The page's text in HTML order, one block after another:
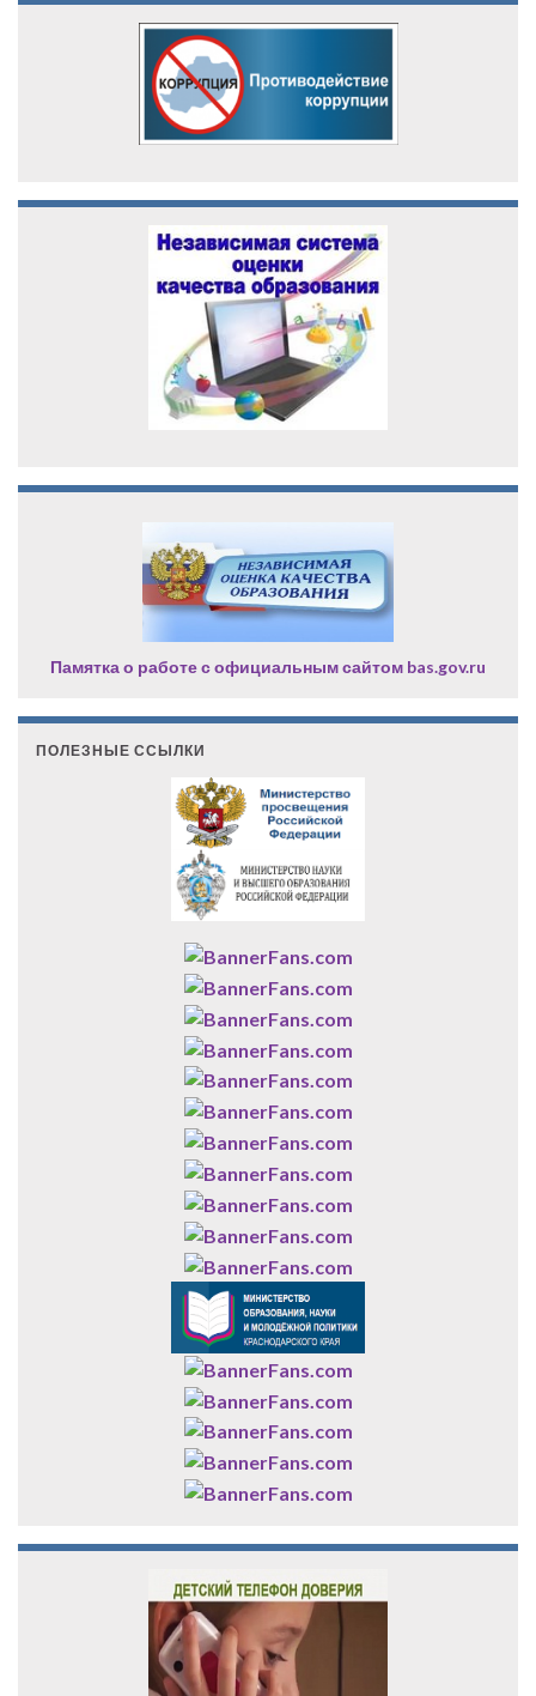
Памятка о работе с официальным сайтом bas.gov.ru
ПОЛЕЗНЫЕ ССЫЛКИ